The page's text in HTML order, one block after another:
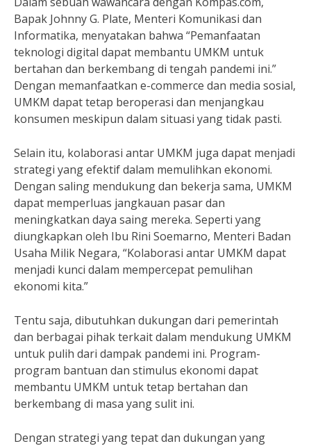
Bapak Johnny G. Plate, Menteri Komunikasi dan
Informatika, menyatakan bahwa “Pemanfaatan
teknologi digital dapat membantu UMKM untuk
bertahan dan berkembang di tengah pandemi ini.”
Dengan memanfaatkan e-commerce dan media sosial,
UMKM dapat tetap beroperasi dan menjangkau
konsumen meskipun dalam situasi yang tidak pasti.
Selain itu, kolaborasi antar UMKM juga dapat menjadi
strategi yang efektif dalam memulihkan ekonomi.
Dengan saling mendukung dan bekerja sama, UMKM
dapat memperluas jangkauan pasar dan
meningkatkan daya saing mereka. Seperti yang
diungkapkan oleh Ibu Rini Soemarno, Menteri Badan
Usaha Milik Negara, “Kolaborasi antar UMKM dapat
menjadi kunci dalam mempercepat pemulihan
ekonomi kita.”
Tentu saja, dibutuhkan dukungan dari pemerintah
dan berbagai pihak terkait dalam mendukung UMKM
untuk pulih dari dampak pandemi ini. Program-
program bantuan dan stimulus ekonomi dapat
membantu UMKM untuk tetap bertahan dan
berkembang di masa yang sulit ini.
Dengan strategi yang tepat dan dukungan yang